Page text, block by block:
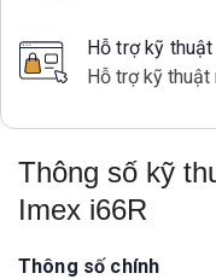
Hỗ trợ kỹ thuật
Hỗ trợ kỹ
Thông số kỹ
Imex i66R
Thông số chính